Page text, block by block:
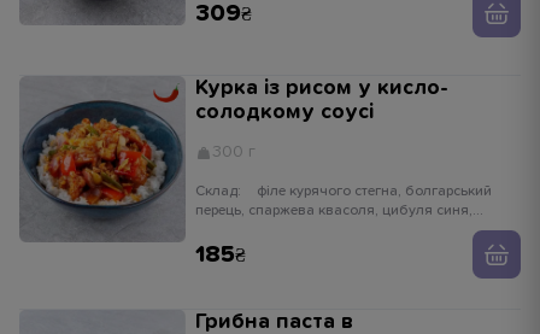
309
Курка із рисом у кисло-
солодкому соусі
300 г
Склад:
перець, спаржева квасоля, цибуля синя,
печериці, рис паровий, соус кисло-солодкий,
цибуля криспі, імбир, часник
185
Грибна паста в